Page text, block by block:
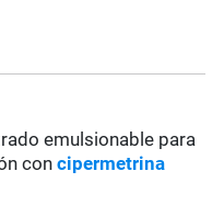
emulsionable para
concipermetrina